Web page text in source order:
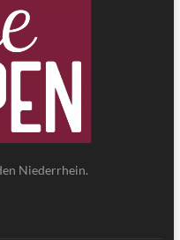
Niederrhein.